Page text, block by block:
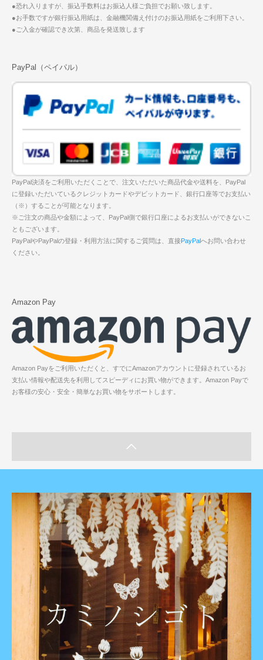
●恐れ入りますが、振込手数料はお振込人様ご負担でお願い致します。
●お手数ですが銀行振込用紙は、金融機関備え付けのお振込用紙をご利用下さい。
●ご入金が確認でき次第、商品を発送致します
PayPal（ペイパル）
PayPal決済をご利用いただくことで、注文いただいた商品代金や送料を、PayPal
に登録いただいているクレジットカードやデビットカード、銀行口座等でお支払い
（※）することが可能となります。
※ご注文の商品や金額によって、PayPal側で銀行口座によるお支払いができないこ
ともございます。
PayPalやPayPalの登録・利用方法に関するご質問は、直接PayPalへお問い合わせ
ください。
Amazon Pay
Amazon Payをご利用いただくと、すでにAmazonアカウントに登録されているお
支払い情報や配送先を利用してスピーディにお買い物ができます。Amazon Payで
お客様の安心・安全・簡単なお買い物をサポートします。